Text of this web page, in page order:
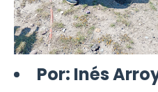
Por: Inés